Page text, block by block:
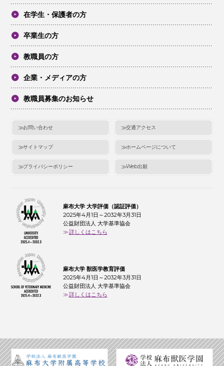
在学生・保護者の方
卒業生の方
教職員の方
企業・メディアの方
教職員募集のお知らせ
お問い合わせ 交通アクセス
サイトマップ ホームページについて
プライバシーポリシー Web出願
麻布大学 大学評価（認証評価）
2025年4月1日～2032年3月31日
公益財団法人 大学基準協会
詳しくはこちら
麻布大学 獣医学教育評価
2025年4月1日～2032年3月31日
公益財団法人 大学基準協会
詳しくはこちら